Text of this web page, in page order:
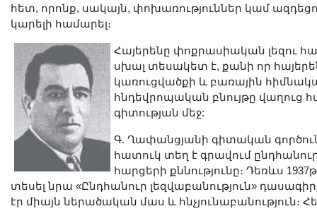
հետ, որոնք, սակայն, փոխառություններ կամ
կարելի համարել։
Հայերենը փոքրասիական լեզու
սխալ տեսակետ է, քանի որ
կառուցվածքի և բառային
հնդեվրոպական բնույթը վաղուց
գիտության մեջ:
Գ. Ղափանցյանի գիտական
հատուկ տեղ է գրավում
հարցերի քննությունը։ Դեռևս
տեսել նրա «Ընդհանուր լեզվաբանություն»
էր միայն ներածական մաս և հնչյունաբանություն։